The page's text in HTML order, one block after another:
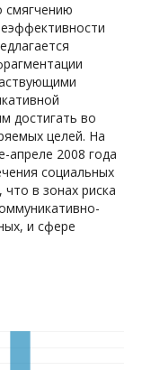
смягчению
достигать во
целей. На
апреле 2008 года
социальных
в зонах риска
и сфере